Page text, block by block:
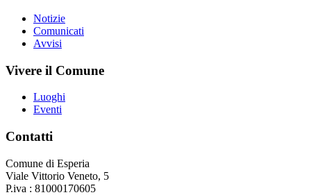
Notizie
Comunicati
Avvisi
Vivere il Comune
Luoghi
Eventi
Contatti
Comune di Esperia
Viale Vittorio Veneto, 5
P.iva : 81000170605